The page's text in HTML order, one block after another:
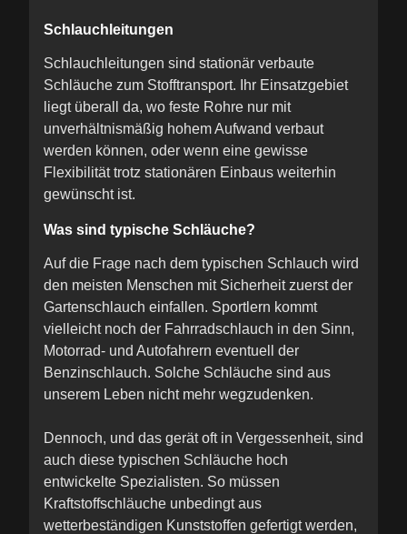
Schlauchleitungen
Schlauchleitungen sind stationär verbaute
Schläuche zum Stofftransport. Ihr Einsatzgebiet
liegt überall da, wo feste Rohre nur mit
unverhältnismäßig hohem Aufwand verbaut
werden können, oder wenn eine gewisse
Flexibilität trotz stationären Einbaus weiterhin
gewünscht ist.
Was sind typische Schläuche?
Auf die Frage nach dem typischen Schlauch wird
den meisten Menschen mit Sicherheit zuerst der
Gartenschlauch einfallen. Sportlern kommt
vielleicht noch der Fahrradschlauch in den Sinn,
Motorrad- und Autofahrern eventuell der
Benzinschlauch. Solche Schläuche sind aus
unserem Leben nicht mehr wegzudenken.
Dennoch, und das gerät oft in Vergessenheit, sind
auch diese typischen Schläuche hoch
entwickelte Spezialisten. So müssen
Kraftstoffschläuche unbedingt aus
wetterbeständigen Kunststoffen gefertigt werden,